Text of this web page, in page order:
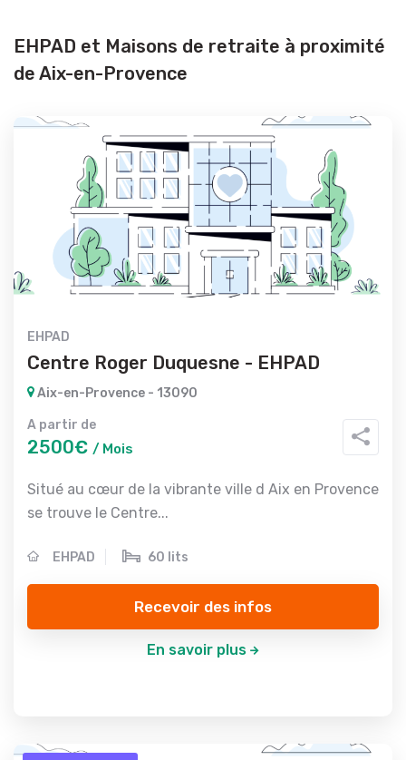
EHPAD et Maisons de retraite à proximité
de Aix-en-Provence
EHPAD
Centre Roger Duquesne - EHPAD
Aix-en-Provence - 13090
A partir de
2500€ / Mois
Situé au cœur de la vibrante ville d Aix en Provence
se trouve le Centre...
EHPAD 60 lits
Recevoir des infos
En savoir plus